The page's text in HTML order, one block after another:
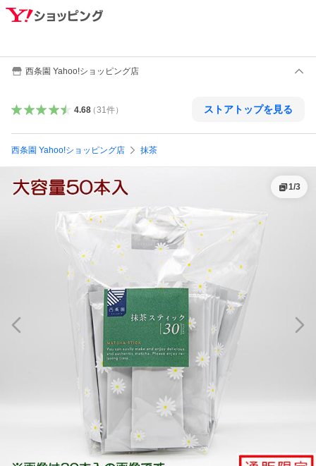
西条園 Yahoo!ショッピング店
4.68（31件） ストアトップを見る
西条園 Yahoo!ショッピング店 抹茶
1/3